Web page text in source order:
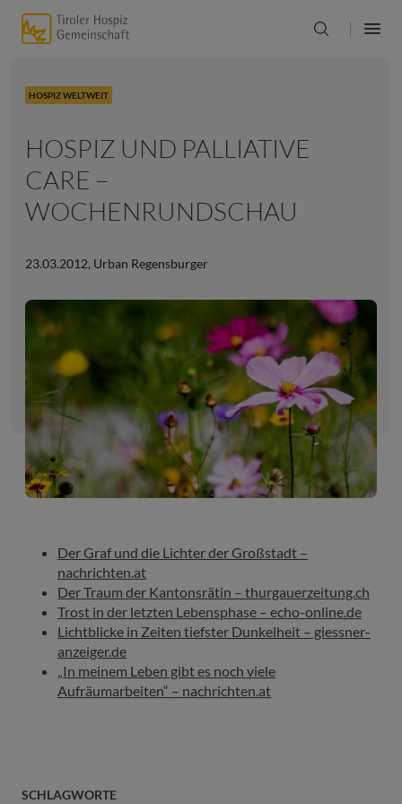
HOSPIZ WELTWEIT
HOSPIZ UND PALLIATIVE
CARE –
WOCHENRUNDSCHAU
23.03.2012, Urban Regensburger
Der Graf und die Lichter der Großstadt –
nachrichten.at
Der Traum der Kantonsrätin – thurgauerzeitung.ch
Trost in der letzten Lebensphase – echo-online.de
Lichtblicke in Zeiten tiefster Dunkelheit – giessner-
anzeiger.de
„In meinem Leben gibt es noch viele
Aufräumarbeiten“ – nachrichten.at
SCHLAGWORTE